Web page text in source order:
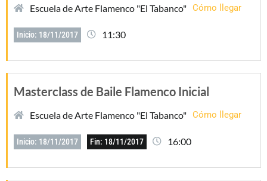
Escuela de Arte Flamenco "El Tabanco" Cómo llegar
Inicio: 18/11/2017 11:30
Masterclass de Baile Flamenco Inicial
Escuela de Arte Flamenco "El Tabanco" Cómo llegar
Inicio: 18/11/2017 Fin: 18/11/2017 16:00